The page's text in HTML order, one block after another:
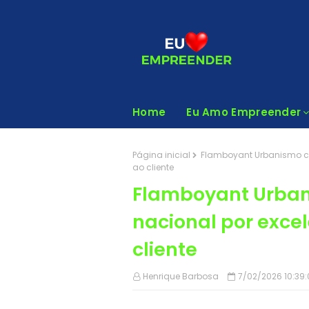
Home Eu Amo Empreender
Página inicial
Flamboyant Urbanismo
ao cliente
Flamboyant
nacional por
cliente
Henrique Barbosa 7/02/2026